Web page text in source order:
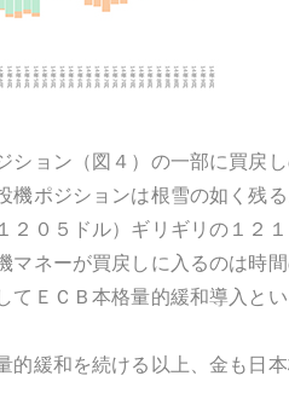
ョン（図４）の一部に買戻
ポジションは根雪の如く残る
０５ドル）ギリギリの１２１
ネーが買戻しに入るのは時間
ＥＣＢ本格量的緩和導入と
緩和を続ける以上、金も日